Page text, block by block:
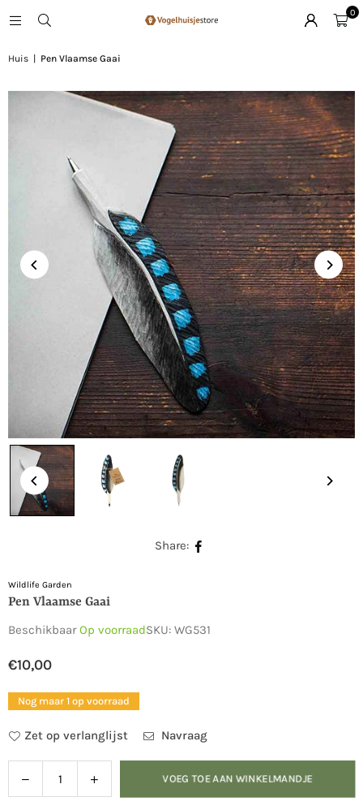
0
Huis Pen Vlaamse Gaai
Share:
Wildlife Garden
Pen Vlaamse Gaai
BeschikbaarOp voorraadSKU: WG531
Normale
prijs
€10,00
Nog maar 1 op voorraad
Zet op verlanglijst Navraag
Hoeveelheid
Verlaag
de
Verhoog
de
VOEG TOE AAN WINKELMANDJE